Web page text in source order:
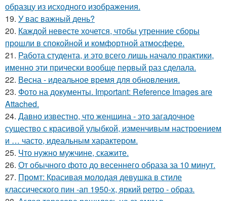
образцу из исходного изображения.
19. У вас важный день?
20. Каждой невесте хочется, чтобы утренние сборы
прошли в спокойной и комфортной атмосфере.
21. Работа студента, и это всего лишь начало практики,
именно эти прически вообще первый раз сделала.
22. Весна - идеальное время для обновления.
23. Фото на документы. Important: Reference Images are
Attached.
24. Давно известно, что женщина - это загадочное
существо с красивой улыбкой, изменчивым настроением
и … часто, идеальным характером.
25. Что нужно мужчине, скажите.
26. От обычного фото до весеннего образа за 10 минут.
27. Промт: Красивая молодая девушка в стиле
классического пин -ап 1950-х, яркий ретро - образ.